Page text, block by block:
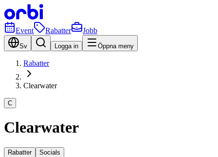
Event Rabatter Jobb
Sv Logga in Öppna meny
Rabatter
Clearwater
C
Clearwater
Rabatter Socials